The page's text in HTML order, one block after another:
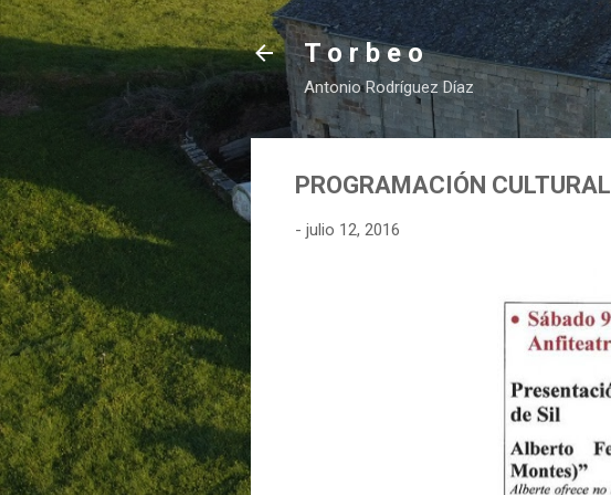
T o r b e o
Antonio Rodríguez Díaz
PROGRAMACIÓN
- julio 12, 2016